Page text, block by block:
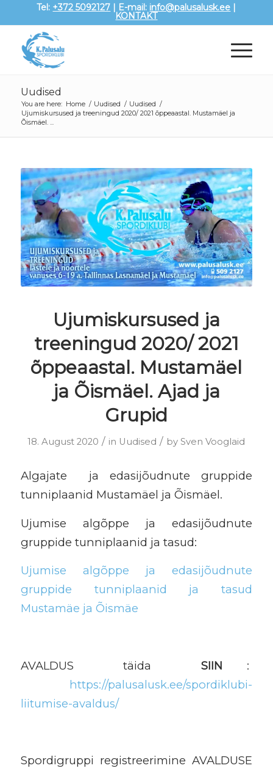
Tel: +372 5092127 | E-mail: info@palusalusk.ee |
KONTAKT
Uudised
You are here: Home / Uudised / Uudised /
Ujumiskursused ja treeningud 2020/ 2021 õppeaastal. Mustamäel ja
Õismäel. ...
Ujumiskursused ja
treeningud 2020/ 2021
õppeaastal. Mustamäel
ja Õismäel. Ajad ja
Grupid
18. August 2020 / in Uudised / bySven Vooglaid
Algajate ja edasijõudnute gruppide
tunniplaanid Mustamäel ja Õismäel.
Ujumise algõppe ja edasijõudnute
gruppide tunniplaanid ja tasud:
Ujumise algõppe ja edasijõudnute
gruppide tunniplaanid ja tasud
Mustamäe ja Õismäe
AVALDUS täida SIIN :
https://palusalusk.ee/spordiklubi-
liitumise-avaldus/
Spordigruppi registreerimine AVALDUSE